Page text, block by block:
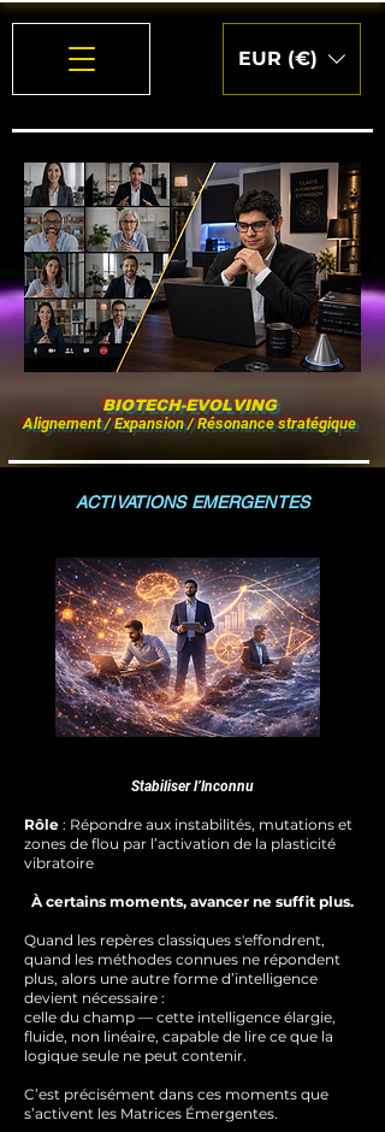
EUR (€)
BIOTECH-EVOLVING
Alignement / Expansion / Résonance stratégique
ACTIVATIONS EMERGENTES
Stabiliser l’Inconnu
Rôle : Répondre aux instabilités, mutations et
zones de flou par l’activation de la plasticité
vibratoire
À certains moments, avancer ne suffit plus.
Quand les repères classiques s'effondrent,
quand les méthodes connues ne répondent
plus, alors une autre forme d’intelligence
devient nécessaire :
celle du champ — cette intelligence élargie,
fluide, non linéaire, capable de lire ce que la
logique seule ne peut contenir.
C’est précisément dans ces moments que
s’activent les Matrices Émergentes.